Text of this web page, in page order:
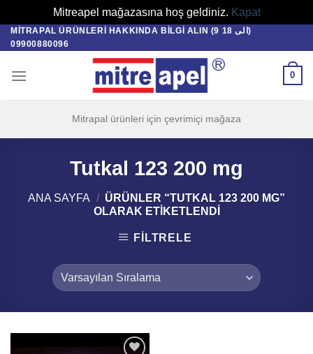
Mitreapel mağazasına hoş geldiniz. Kapat
Skip
to
MITRAPAL ÜRÜNLERI HAKKINDA BILGI ALIN (9 الی 18)
09900880096
0
Mitrapal ürünleri için çevrimiçi mağaza
Tutkal 123 200 mg
ANA SAYFA / ÜRÜNLER “TUTKAL 123 200 MG”
OLARAK ETIKETLENDI
FILTRELE